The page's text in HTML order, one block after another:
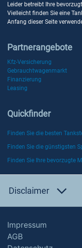
Leider betreibt Ihre
Vielleicht finden Sie eine
Anfang dieser Seite
Partnerangebote
Kfz-Versicherung
Gebrauchtwagenmarkt
Finanzierung
Leasing
Quickfinder
Finden Sie die besten
Finden Sie die günstigsten
Finden Sie Ihre bevorzugte
Disclaimer
Impressum
AGB